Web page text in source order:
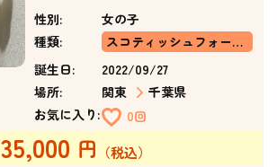
性別:
女の子
種類:
スコティッシュフォールド(立ち耳)
誕生日:
2022/09/27
場所:
関東
千葉県
お気に入り:
0回
35,000